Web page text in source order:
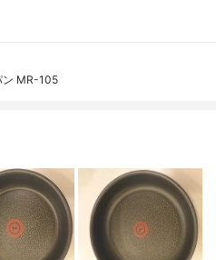
ン MR-105